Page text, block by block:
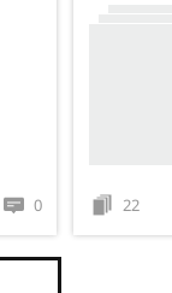
0 22